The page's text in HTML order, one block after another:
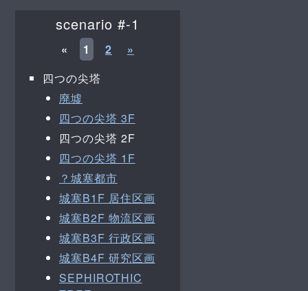
scenario #-1
« 1 2
»
四つの尖塔
廃墟
四つの尖塔 3F
四つの尖塔 2F
四つの尖塔 1F
？城塞都市
城塞B1F 居住区画
城塞B2F 物流区画
城塞B3F 行政区画
城塞B4F 研究区画
SEPHIROTHIC